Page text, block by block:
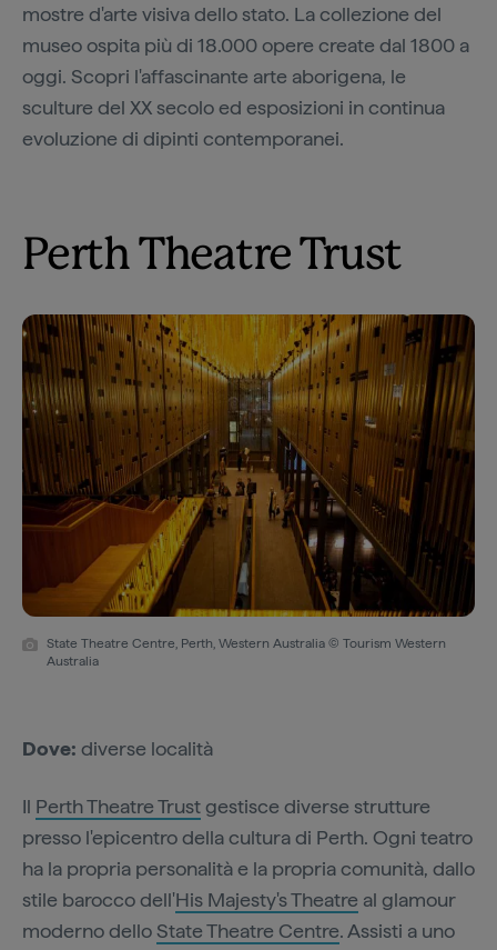
mostre d'arte visiva dello stato. La collezione del
museo ospita più di 18.000 opere create dal 1800 a
oggi. Scopri l'affascinante arte aborigena, le
sculture del XX secolo ed esposizioni in continua
evoluzione di dipinti contemporanei.
Perth Theatre Trust
State Theatre Centre, Perth, Western Australia © Tourism Western
Australia
Dove: diverse località
Il Perth Theatre Trust gestisce diverse strutture
presso l'epicentro della cultura di Perth. Ogni teatro
ha la propria personalità e la propria comunità, dallo
stile barocco dell'His Majesty's Theatre al glamour
moderno delloState Theatre Centre. Assisti a uno